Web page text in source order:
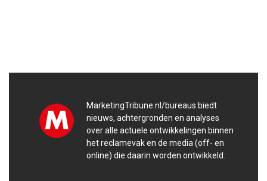
MarketingTribune.nl/bureaus biedt
nieuws, achtergronden en analyses
over alle actuele ontwikkelingen binnen
het reclamevak en de media (off- en
online) die daarin worden ontwikkeld.